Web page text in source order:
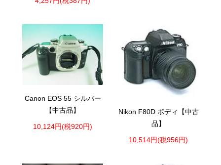
Canon EOS 55 シルバー
【中古品】
10,124円(税920円)
Nikon F80D ボディ【中古
品】
10,514円(税956円)